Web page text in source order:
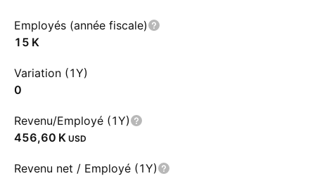
Employés (année fiscale)
‪15 K‬
Variation (1Y)
0
Revenu/Employé (1Y)
‪456,60 K‬ USD
Revenu net / Employé (1Y)